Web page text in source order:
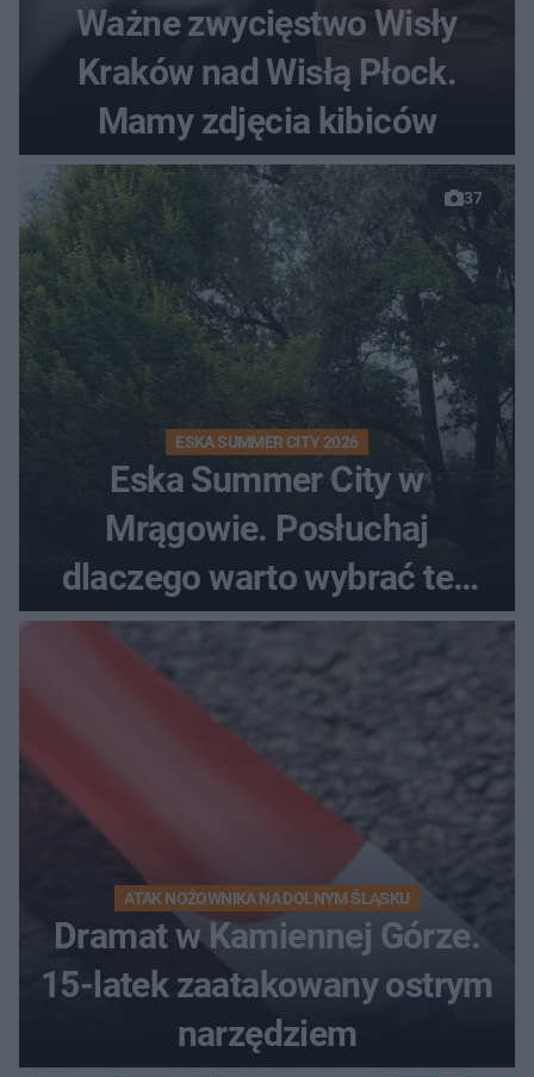
Ważne zwycięstwo Wisły
Kraków nad Wisłą Płock.
Mamy zdjęcia kibiców
37
ESKA SUMMER CITY 2026
Eska Summer City w
Mrągowie. Posłuchaj
dlaczego warto wybrać ten
kierunek na urlop!
ATAK NOŻOWNIKA NA DOLNYM ŚLĄSKU
Dramat w Kamiennej Górze.
15-latek zaatakowany ostrym
narzędziem